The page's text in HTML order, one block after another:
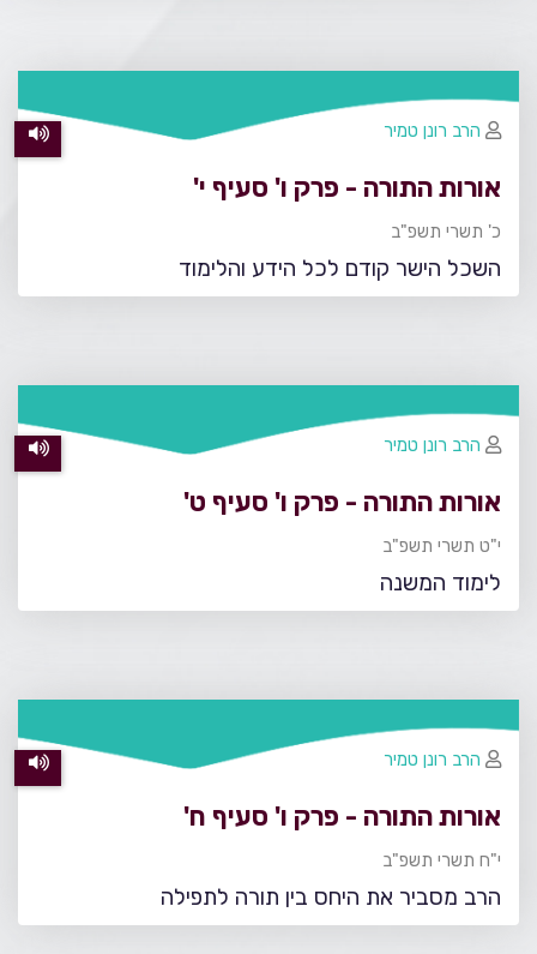
אורות התורה - פרק ו' סעיף י'
כ' תשרי תשפ"ב
השכל הישר קודם לכל הידע והלימוד
הרב רונן טמיר
אורות התורה - פרק ו' סעיף ט'
י"ט תשרי תשפ"ב
לימוד המשנה
הרב רונן טמיר
אורות התורה - פרק ו' סעיף ח'
י"ח תשרי תשפ"ב
הרב מסביר את היחס בין תורה לתפילה
הרב רונן טמיר